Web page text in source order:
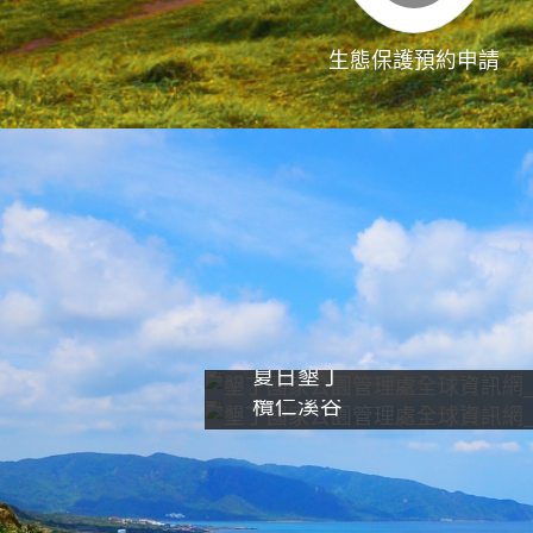
生態保護預約申請
夏日墾丁
欖仁溪谷